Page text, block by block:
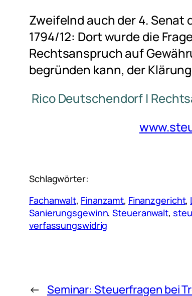
Zweifelnd auch der 4. Senat
1794/12: Dort wurde die
Rechtsanspruch auf
begründen kann, der
Rico Deutschendorf |
Schlagwörter:
Fachanwalt, Finanzamt, Finanzgericht,
Sanierungsgewinn, Steueranwalt,
verfassungswidrig
← Seminar: Steuerfragen bei